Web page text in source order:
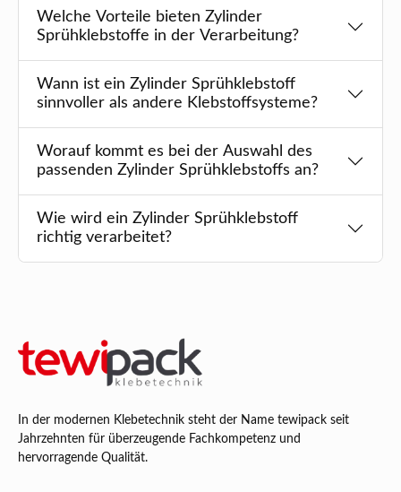
Welche Vorteile bieten Zylinder
Sprühklebstoffe in der Verarbeitung?
Wann ist ein Zylinder Sprühklebstoff
sinnvoller als andere Klebstoffsysteme?
Worauf kommt es bei der Auswahl des
passenden Zylinder Sprühklebstoffs an?
Wie wird ein Zylinder Sprühklebstoff
richtig verarbeitet?
In der modernen Klebetechnik steht der Name tewipack seit
Jahrzehnten für überzeugende Fachkompetenz und
hervorragende Qualität.